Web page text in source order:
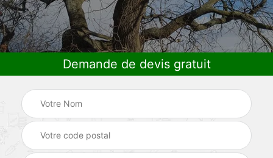
Demande de devis gratuit